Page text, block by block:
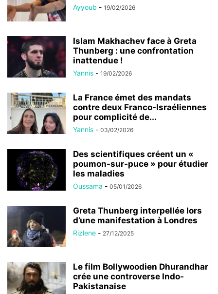
Ayyoub - 19/02/2026
Islam Makhachev face à Greta
Thunberg : une confrontation
inattendue !
Yannis - 19/02/2026
La France émet des mandats
contre deux Franco-Israéliennes
pour complicité de...
Yannis - 03/02/2026
Des scientifiques créent un «
poumon-sur-puce » pour étudier
les maladies
Oussama - 05/01/2026
Greta Thunberg interpellée lors
d’une manifestation à Londres
Rizlene - 27/12/2025
Le film Bollywoodien Dhurandhar
crée une controverse Indo-
Pakistanaise